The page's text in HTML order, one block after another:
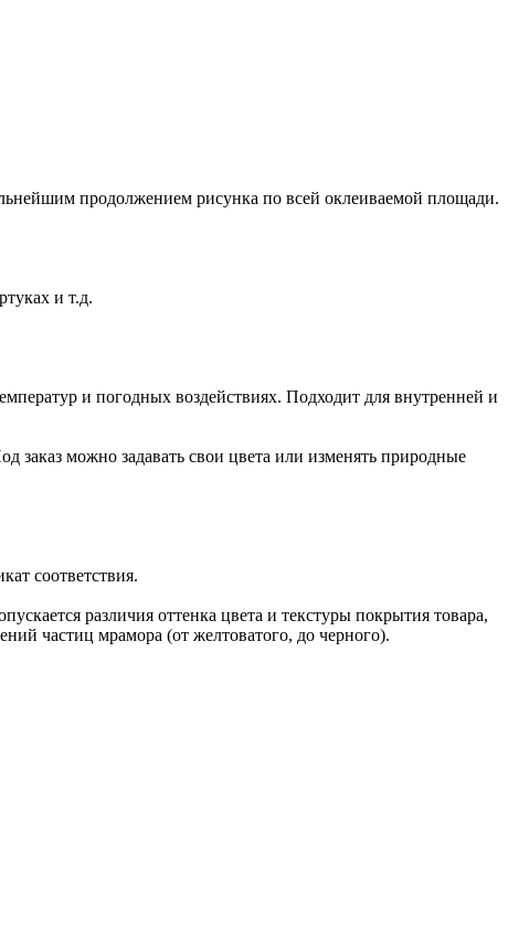
продолжением рисунка по всей оклеиваемой площади.
и т.д.
и погодных воздействиях. Подходит для внутренней и
можно задавать свои цвета или изменять природные
соответствия.
различия оттенка цвета и текстуры покрытия товара,
частиц мрамора (от желтоватого, до черного).